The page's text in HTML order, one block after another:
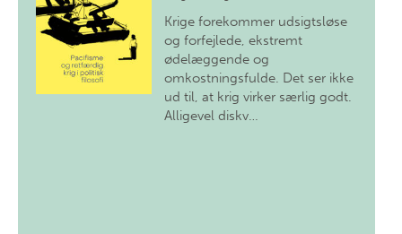
Krige forekommer udsigtsløse
og forfejlede, ekstremt
ødelæggende og
omkostningsfulde. Det ser ikke
ud til, at krig virker særlig godt.
Alligevel diskv…